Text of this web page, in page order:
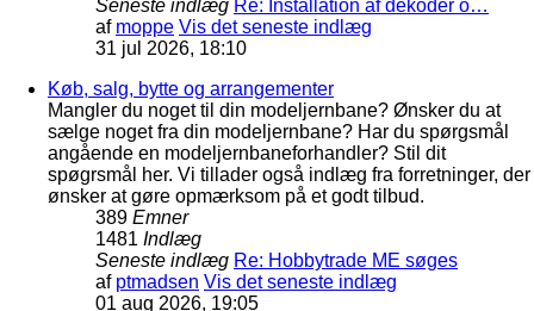
Seneste indlæg Re: Installation af dekoder o…
af moppe Vis det seneste indlæg
31 jul 2026, 18:10
Køb, salg, bytte og arrangementer
Mangler du noget til din modeljernbane? Ønsker du at
sælge noget fra din modeljernbane? Har du spørgsmål
angående en modeljernbaneforhandler? Stil dit
spøgrsmål her. Vi tillader også indlæg fra forretninger, der
ønsker at gøre opmærksom på et godt tilbud.
389 Emner
1481 Indlæg
Seneste indlæg Re: Hobbytrade ME søges
af ptmadsen Vis det seneste indlæg
01 aug 2026, 19:05